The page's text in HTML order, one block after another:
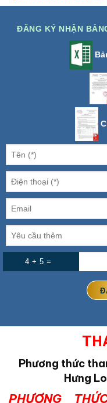
ĐĂNG KÝ NHẬN
4 + 5 =
Phương thức
Hưng
PHƯƠNG